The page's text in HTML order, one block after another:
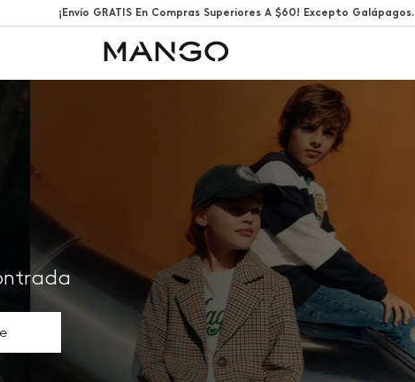
¡Envío GRATIS En Compras Superiores A $60! Excepto Galápagos.